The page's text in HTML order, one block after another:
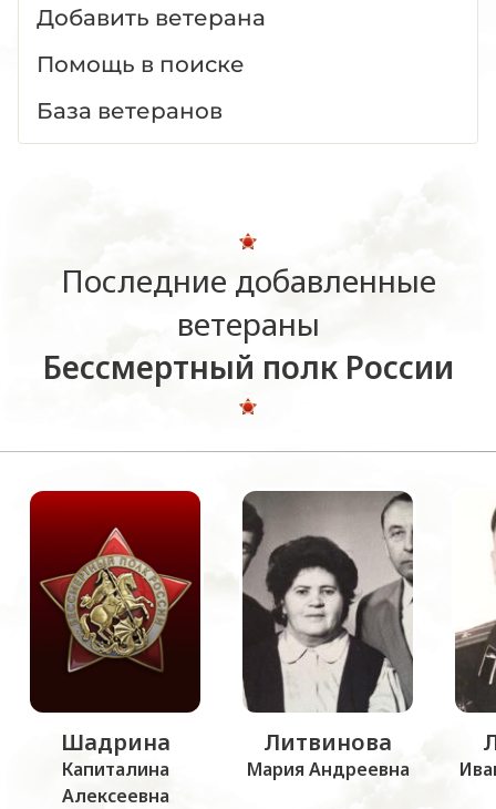
Добавить ветерана
Помощь в поиске
База ветеранов
Последние добавленные
ветераны
Бессмертный полк России
Шадрина
Капиталина
Алексеевна
Литвинова
Мария Андреевна